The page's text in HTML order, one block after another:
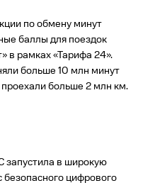
по обмену минут
баллы для поездок
в рамках «Тарифа 24».
больше 10 млн минут
больше 2 млн км.
запустила в широкую
безопасного цифрового